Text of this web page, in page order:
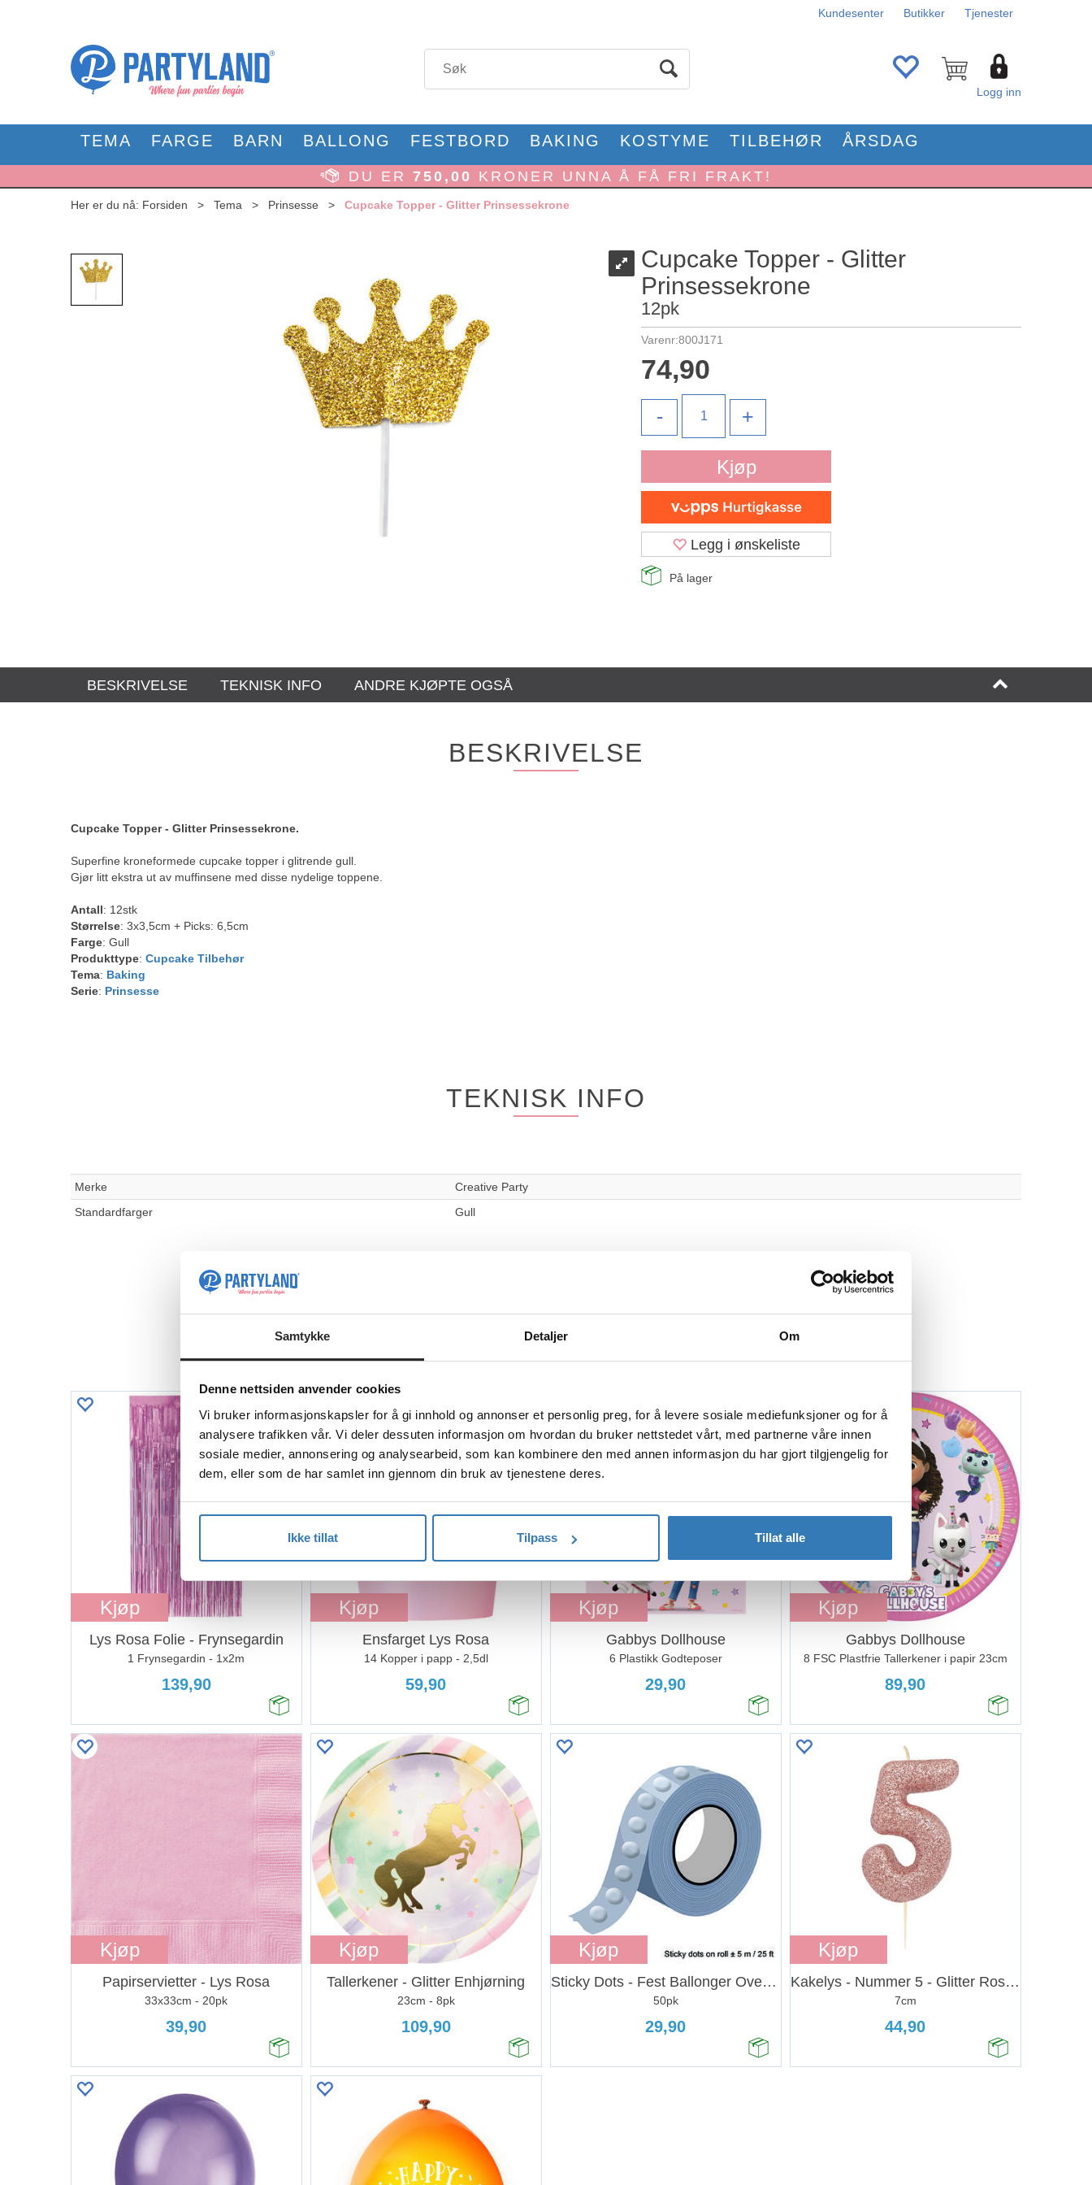
Samtykke Detaljer Om
Denne nettsiden anvender cookies
Vi bruker informasjonskapsler for å gi innhold og annonser et personlig preg, for å levere sosiale mediefunksjoner og for å
analysere trafikken vår. Vi deler dessuten informasjon om hvordan du bruker nettstedet vårt, med partnerne våre innen
sosiale medier, annonsering og analysearbeid, som kan kombinere den med annen informasjon du har gjort tilgjengelig for
dem, eller som de har samlet inn gjennom din bruk av tjenestene deres.
Ikke tillat Tilpass Tillat alle
Kundesenter Butikker Tjenester
Logg inn
TEMA FARGE BARN BALLONG FESTBORD BAKING KOSTYME TILBEHØR ÅRSDAG
DU ER 750,00 KRONER UNNA Å FÅ FRI FRAKT!
Her er du nå: Forsiden > Tema > Prinsesse > Cupcake Topper - Glitter Prinsessekrone
Cupcake Topper - Glitter
Prinsessekrone
12pk
Varenr:800J171
74,90
- +
Kjøp
Legg i ønskeliste
På lager
BESKRIVELSE TEKNISK INFO ANDRE KJØPTE OGSÅ
BESKRIVELSE
Cupcake Topper - Glitter Prinsessekrone.
Superfine kroneformede cupcake topper i glitrende gull.
Gjør litt ekstra ut av muffinsene med disse nydelige toppene.
Antall: 12stk
Størrelse: 3x3,5cm + Picks: 6,5cm
Farge: Gull
Produkttype: Cupcake Tilbehør
Tema: Baking
Serie: Prinsesse
TEKNISK INFO
Merke
Creative Party
Standardfarger
Gull
ANDRE KJØPTE OGSÅ
Kjøp
Lys Rosa Folie - Frynsegardin
1 Frynsegardin - 1x2m
139,90
Kjøp
Ensfarget Lys Rosa
14 Kopper i papp - 2,5dl
59,90
Kjøp
Gabbys Dollhouse
6 Plastikk Godteposer
29,90
Kjøp
Gabbys Dollhouse
8 FSC Plastfrie Tallerkener i papir 23cm
89,90
Kjøp
Papirservietter - Lys Rosa
33x33cm - 20pk
39,90
Kjøp
Tallerkener - Glitter Enhjørning
23cm - 8pk
109,90
Kjøp
Sticky Dots - Fest Ballonger Overalt
50pk
29,90
Kjøp
Kakelys - Nummer 5 - Glitter Rosegull
7cm
44,90